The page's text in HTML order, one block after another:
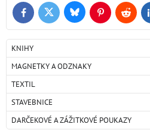
FacebookTwitter BlueskyPinterestReddit
KNIHY
MAGNETKY A ODZNAKY
TEXTIL
STAVEBNICE
DARČEKOVÉ A ZÁŽITKOVÉ POUKAZY